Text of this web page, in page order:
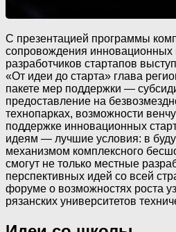
С презентацией программы
сопровождения инновационных
разработчиков стартапов
«От идеи до старта» глава
пакете мер поддержки —
предоставление на
технопарках, возможности
поддержке инновационных
идеям — лучшие условия: в
механизмом комплексного
смогут не только местные
перспективных идей со всей
форуме о возможностях роста
рязанских университетов